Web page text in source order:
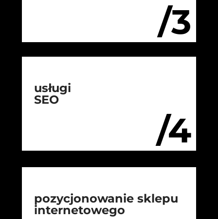
/3
/4
usługi
SEO
pozycjonowanie sklepu
internetowego